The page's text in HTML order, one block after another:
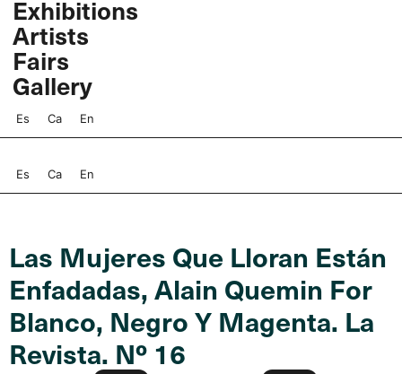
Skip
content
Exhibitions
Artists
Fairs
Gallery
Es Ca En
Es Ca En
Las Mujeres Que Lloran Están
Enfadadas, Alain Quemin For
Blanco, Negro Y Magenta. La
Revista. Nº 16